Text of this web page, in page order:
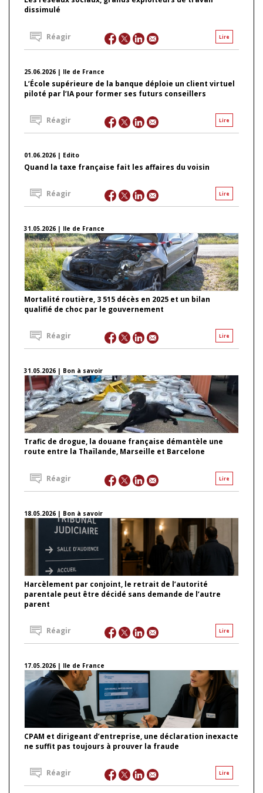
dissimulé
Lire
Réagir
25.06.2026 | Ile de France
L’École supérieure de la banque déploie un client virtuel
piloté par l’IA pour former ses futurs conseillers
Lire
Réagir
01.06.2026 | Edito
Quand la taxe française fait les affaires du voisin
Lire
Réagir
31.05.2026 | Ile de France
Mortalité routière, 3 515 décès en 2025 et un bilan
qualifié de choc par le gouvernement
Lire
Réagir
31.05.2026 | Bon à savoir
Trafic de drogue, la douane française démantèle une
route entre la Thaïlande, Marseille et Barcelone
Lire
Réagir
18.05.2026 | Bon à savoir
Harcèlement par conjoint, le retrait de l’autorité
parentale peut être décidé sans demande de l’autre
parent
Lire
Réagir
17.05.2026 | Ile de France
CPAM et dirigeant d’entreprise, une déclaration inexacte
ne suffit pas toujours à prouver la fraude
Lire
Réagir